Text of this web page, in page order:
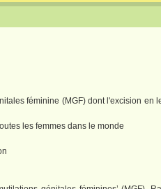
féminine (MGF) dont l'excision en
les femmes dans le monde